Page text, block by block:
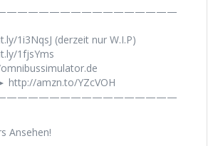
1i3NqsJ (derzeit nur W.I.P)
1fjsYms
http://amzn.to/YZcVOH
Ansehen!